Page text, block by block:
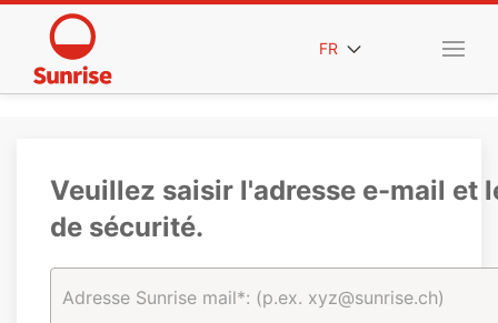
FR
Veuillez saisir l'adresse e-mail et
de sécurité.